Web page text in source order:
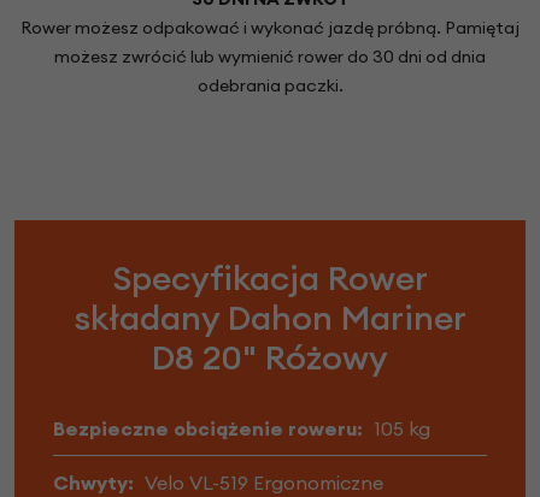
Rower możesz odpakować i wykonać jazdę próbną. Pamiętaj
możesz zwrócić lub wymienić rower do 30 dni od dnia
odebrania paczki.
Specyfikacja Rower
składany Dahon Mariner
D8 20" Różowy
Bezpieczne obciążenie roweru: 105 kg
Chwyty: Velo VL-519 Ergonomiczne